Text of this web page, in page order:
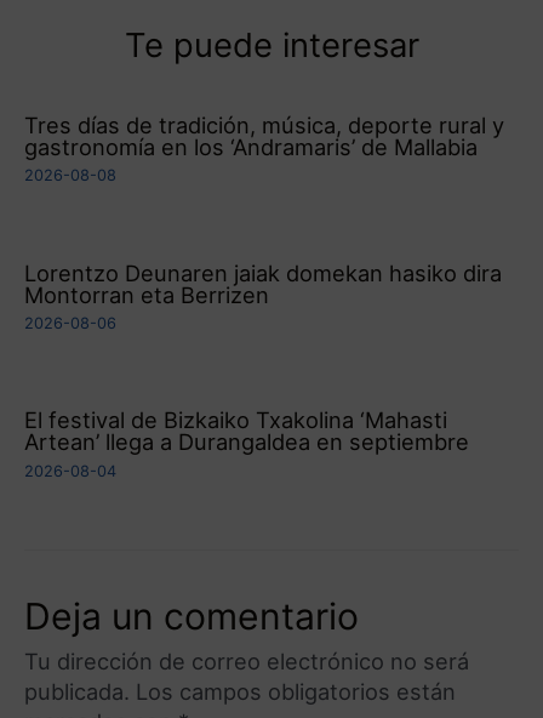
Te puede interesar
Tres días de tradición, música, deporte rural y
gastronomía en los ‘Andramaris’ de Mallabia
2026-08-08
Lorentzo Deunaren jaiak domekan hasiko dira
Montorran eta Berrizen
2026-08-06
El festival de Bizkaiko Txakolina ‘Mahasti
Artean’ llega a Durangaldea en septiembre
2026-08-04
Deja un comentario
Tu dirección de correo electrónico no será
publicada. Los campos obligatorios están